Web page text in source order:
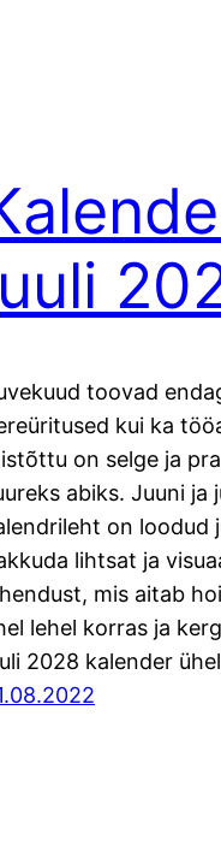
toovad
kui ka
on selge ja
abiks. Juuni ja
on loodud
lihtsat ja
mis aitab
lehel korras ja
2028 kalender